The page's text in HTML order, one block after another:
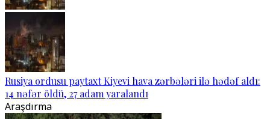
Rusiya ordusu paytaxt Kiyevi hava zərbələri ilə hədəf aldı:
14 nəfər öldü, 27 adam yaralandı
Araşdırma